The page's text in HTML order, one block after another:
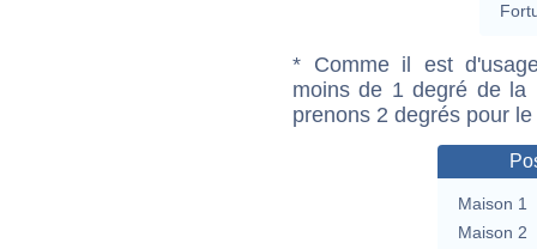
* Comme il est
moins de 1 degré de la
prenons 2 degrés pour
Maison 1
Maison 2